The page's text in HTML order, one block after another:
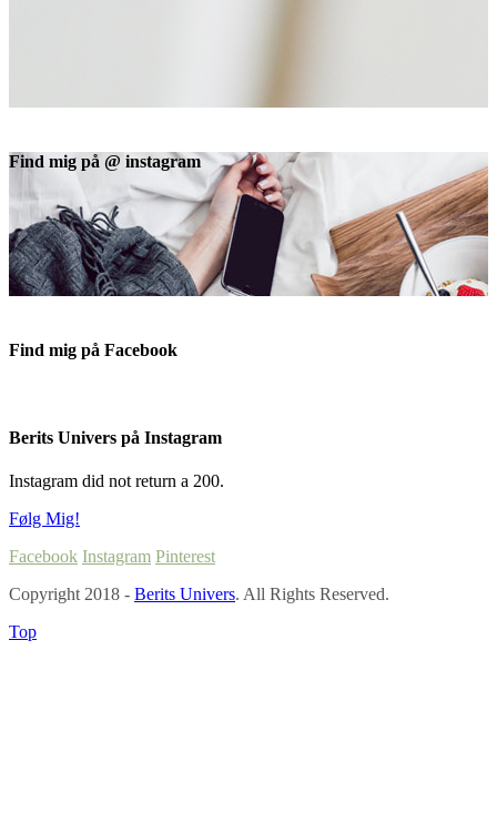
Find mig på @ instagram
Find mig på Facebook
Berits Univers på Instagram
Instagram did not return a 200.
Følg Mig!
Facebook Instagram Pinterest
Copyright 2018 - Berits Univers. All Rights Reserved.
Top